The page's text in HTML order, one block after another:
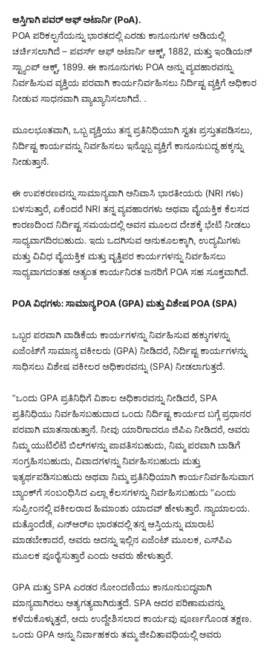
ಆಸ್ತಿಗಾಗಿ ಪವರ್ ಆಫ್ ಅಟಾರ್ನಿ (PoA).
POA ಪರಿಕಲ್ಪನೆಯನ್ನು ಭಾರತದಲ್ಲಿ ಎರಡು ಕಾನೂನುಗಳ ಅಡಿಯಲ್ಲಿ
ಚರ್ಚಿಸಲಾಗಿದೆ – ಪವರ್ಸ್ ಆಫ್ ಅಟಾರ್ನಿ ಆಕ್ಟ್, 1882, ಮತ್ತು ಇಂಡಿಯನ್
ಸ್ಟ್ಯಾಂಪ್ ಆಕ್ಟ್, 1899. ಈ ಕಾನೂನುಗಳು POA ಅನ್ನು ವ್ಯವಹಾರವನ್ನು
ನಿರ್ವಹಿಸುವ ವ್ಯಕ್ತಿಯ ಪರವಾಗಿ ಕಾರ್ಯನಿರ್ವಹಿಸಲು ನಿರ್ದಿಷ್ಟ ವ್ಯಕ್ತಿಗೆ ಅಧಿಕಾರ
ನೀಡುವ ಸಾಧನವಾಗಿ ವ್ಯಾಖ್ಯಾನಿಸಲಾಗಿದೆ. .
ಮೂಲಭೂತವಾಗಿ, ಒಬ್ಬ ವ್ಯಕ್ತಿಯು ತನ್ನ ಪ್ರತಿನಿಧಿಯಾಗಿ ಸ್ವತಃ ಪ್ರಸ್ತುತಪಡಿಸಲು,
ನಿರ್ದಿಷ್ಟ ಕಾರ್ಯವನ್ನು ನಿರ್ವಹಿಸಲು ಇನ್ನೊಬ್ಬ ವ್ಯಕ್ತಿಗೆ ಕಾನೂನುಬದ್ಧ ಹಕ್ಕನ್ನು
ನೀಡುತ್ತಾನೆ.
ಈ ಉಪಕರಣವನ್ನು ಸಾಮಾನ್ಯವಾಗಿ ಅನಿವಾಸಿ ಭಾರತೀಯರು (NRI ಗಳು)
ಬಳಸುತ್ತಾರೆ, ಏಕೆಂದರೆ NRI ತನ್ನ ವ್ಯವಹಾರಗಳು ಅಥವಾ ವೈಯಕ್ತಿಕ ಕೆಲಸದ
ಕಾರಣದಿಂದ ನಿರ್ದಿಷ್ಟ ಸಮಯದಲ್ಲಿ ಅವನ ಮೂಲದ ದೇಶಕ್ಕೆ ಭೇಟಿ ನೀಡಲು
ಸಾಧ್ಯವಾಗದಿರಬಹುದು. ಇದು ಒದಗಿಸುವ ಅನುಕೂಲಕ್ಕಾಗಿ, ಉದ್ಯಮಿಗಳು
ಮತ್ತು ವಿವಿಧ ವೈಯಕ್ತಿಕ ಮತ್ತು ವೃತ್ತಿಪರ ಕಾರ್ಯಗಳನ್ನು ನಿರ್ವಹಿಸಲು
ಸಾಧ್ಯವಾಗದಂತಹ ಅತ್ಯಂತ ಕಾರ್ಯನಿರತ ಜನರಿಗೆ POA ಸಹ ಸೂಕ್ತವಾಗಿದೆ.
POA ವಿಧಗಳು: ಸಾಮಾನ್ಯ POA (GPA) ಮತ್ತು ವಿಶೇಷ POA (SPA)
ಒಬ್ಬರ ಪರವಾಗಿ ವಾಡಿಕೆಯ ಕಾರ್ಯಗಳನ್ನು ನಿರ್ವಹಿಸುವ ಹಕ್ಕುಗಳನ್ನು
ಏಜೆಂಟ್‌ಗೆ ಸಾಮಾನ್ಯ ವಕೀಲರು (GPA) ನೀಡಿದರೆ, ನಿರ್ದಿಷ್ಟ ಕಾರ್ಯಗಳನ್ನು
ಸಾಧಿಸಲು ವಿಶೇಷ ವಕೀಲರ ಅಧಿಕಾರವನ್ನು (SPA) ನೀಡಲಾಗುತ್ತದೆ.
“ಒಂದು GPA ಪ್ರತಿನಿಧಿಗೆ ವಿಶಾಲ ಅಧಿಕಾರವನ್ನು ನೀಡಿದರೆ, SPA
ಪ್ರತಿನಿಧಿಯು ನಿರ್ವಹಿಸಬಹುದಾದ ಒಂದು ನಿರ್ದಿಷ್ಟ ಕಾರ್ಯದ ಬಗ್ಗೆ ಪ್ರಧಾನರ
ಪರವಾಗಿ ಮಾತನಾಡುತ್ತಾನೆ. ನೀವು ಯಾರಿಗಾದರೂ ಜಿಪಿಎ ನೀಡಿದರೆ, ಅವರು
ನಿಮ್ಮ ಯುಟಿಲಿಟಿ ಬಿಲ್‌ಗಳನ್ನು ಪಾವತಿಸಬಹುದು, ನಿಮ್ಮ ಪರವಾಗಿ ಬಾಡಿಗೆ
ಸಂಗ್ರಹಿಸಬಹುದು, ವಿವಾದಗಳನ್ನು ನಿರ್ವಹಿಸಬಹುದು ಮತ್ತು
ಇತ್ಯರ್ಥಪಡಿಸಬಹುದು ಅಥವಾ ನಿಮ್ಮ ಪ್ರತಿನಿಧಿಯಾಗಿ ಕಾರ್ಯನಿರ್ವಹಿಸುವಾಗ
ಬ್ಯಾಂಕ್‌ಗೆ ಸಂಬಂಧಿಸಿದ ಎಲ್ಲಾ ಕೆಲಸಗಳನ್ನು ನಿರ್ವಹಿಸಬಹುದು ”ಎಂದು
ಸುಪ್ರೀಂನಲ್ಲಿ ವಕೀಲರಾದ ಹಿಮಾಂಶು ಯಾದವ್ ಹೇಳುತ್ತಾರೆ. ನ್ಯಾಯಾಲಯ.
ಮತ್ತೊಂದೆಡೆ, ಎನ್‌ಆರ್‌ಐ ಭಾರತದಲ್ಲಿ ತನ್ನ ಆಸ್ತಿಯನ್ನು ಮಾರಾಟ
ಮಾಡಬೇಕಾದರೆ, ಅವರು ಅದನ್ನು ಇಲ್ಲಿನ ಏಜೆಂಟ್ ಮೂಲಕ, ಎಸ್‌ಪಿಎ
ಮೂಲಕ ಪೂರೈಸುತ್ತಾರೆ ಎಂದು ಅವರು ಹೇಳುತ್ತಾರೆ.
GPA ಮತ್ತು SPA ಎರಡರ ನೋಂದಣಿಯು ಕಾನೂನುಬದ್ಧವಾಗಿ
ಮಾನ್ಯವಾಗಿರಲು ಅತ್ಯಗತ್ಯವಾಗಿರುತ್ತದೆ. SPA ಅದರ ಪರಿಣಾಮವನ್ನು
ಕಳೆದುಕೊಳ್ಳುತ್ತದೆ, ಅದು ಉದ್ದೇಶಿಸಲಾದ ಕಾರ್ಯವು ಪೂರ್ಣಗೊಂಡ ತಕ್ಷಣ.
ಒಂದು GPA ಅನ್ನು ನಿರ್ವಾಹಕರು ತಮ್ಮ ಜೀವಿತಾವಧಿಯಲ್ಲಿ ಅವರು